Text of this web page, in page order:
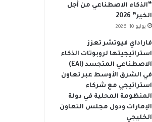
“الذكاء الاصطناعي من أجل
الخير” 2026
يوليو 10, 2026
فاراداي فيوتشر تعزز
استراتيجيتها لروبوتات الذكاء
الاصطناعي المتجسد (EAI)
في الشرق الأوسط عبر تعاون
استراتيجي مع شركاء
المنظومة المحلية في دولة
الإمارات ودول مجلس التعاون
الخليجي